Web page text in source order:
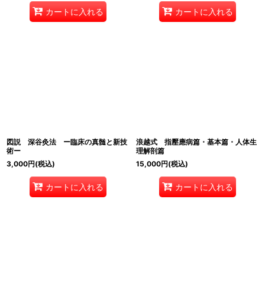
カートに入れる カートに入れる
図説 深谷灸法 ー臨床の真髄と新技
術ー
3,000円(税込)
カートに入れる
浪越式 指壓應病篇・基本篇・人体生
理解剖篇
15,000円(税込)
カートに入れる